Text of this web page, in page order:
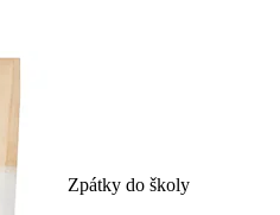
Zpátky do školy